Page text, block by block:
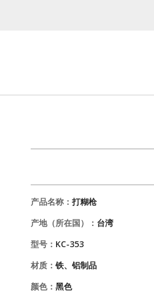
产品名称： 打糊枪
产地（所在国）： 台湾
型号： KC-353
材质： 铁、铝制品
颜色： 黑色